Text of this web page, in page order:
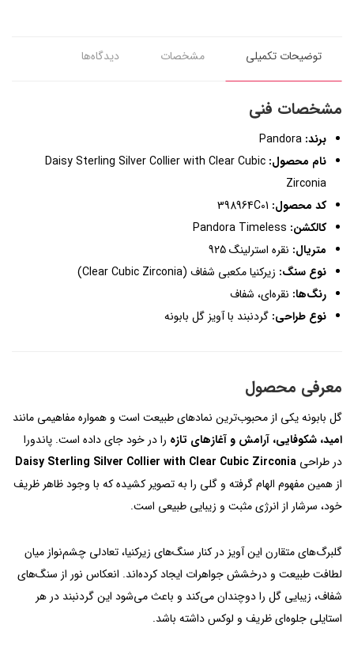
توضیحات تکمیلی مشخصات دیدگاه‌ها
مشخصات فنی
برند:
نام محصول: Daisy Sterling Silver Collier with Clear Cubic
Zirconia
کد محصول:
کالکشن:
متریال: نقره استرلینگ 925
نوع سنگ: زیرکنیا مکعبی شفاف (Clear Cubic Zirconia)
رنگ‌ها: نقره‌ای، شفاف
نوع طراحی: گردنبند با آویز گل بابونه
معرفی محصول
گل بابونه یکی از محبوب‌ترین نمادهای طبیعت است و همواره مفاهیمی مانند
امید، شکوفایی، آرامش و آغازهای تازه را در خود جای داده است. پاندورا
در طراحی Daisy Sterling Silver Collier with Clear Cubic Zirconia
از همین مفهوم الهام گرفته و گلی را به تصویر کشیده که با وجود ظاهر ظریف
خود، سرشار از انرژی مثبت و زیبایی طبیعی است.
گلبرگ‌های متقارن این آویز در کنار سنگ‌های زیرکنیا، تعادلی چشم‌نواز میان
لطافت طبیعت و درخشش جواهرات ایجاد کرده‌اند. انعکاس نور از سنگ‌های
شفاف، زیبایی گل را دوچندان می‌کند و باعث می‌شود این گردنبند در هر
استایلی جلوه‌ای ظریف و لوکس داشته باشد.